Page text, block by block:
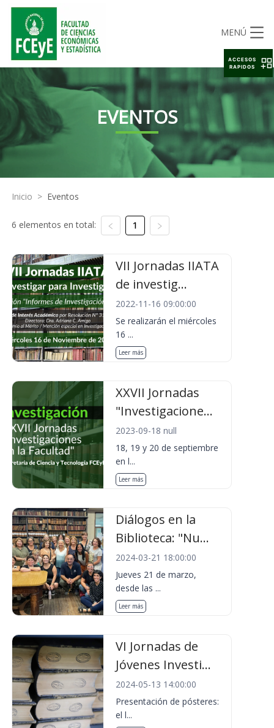
MENÚ
EVENTOS
Inicio > Eventos
6 elementos en total: 1
VII Jornadas IIATA
de investig...
2022-11-16 09:00:00
Se realizarán el miércoles
16 ...
Leer más
XXVII Jornadas
"Investigacione...
2023-09-18 null
18, 19 y 20 de septiembre
en l...
Leer más
Diálogos en la
Biblioteca: "Nu...
2024-03-21 18:00:00
Jueves 21 de marzo,
desde las ...
Leer más
VI Jornadas de
Jóvenes Investi...
2024-05-13 14:00:00
Presentación de pósteres:
el l...
ACCESOS
RAPIDOS